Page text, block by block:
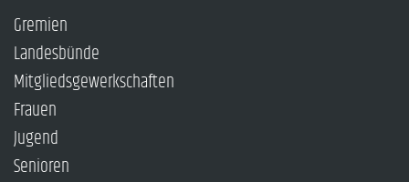
Gremien
Landesbünde
Mitgliedsgewerkschaften
Frauen
Jugend
Senioren